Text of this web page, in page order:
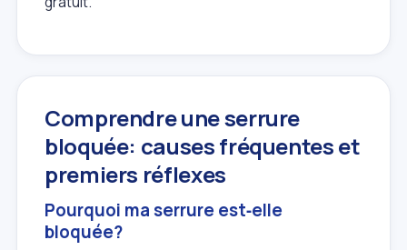
Comprendre une serrure
bloquée: causes fréquentes et
premiers réflexes
Pourquoi ma serrure est‑elle
bloquée?